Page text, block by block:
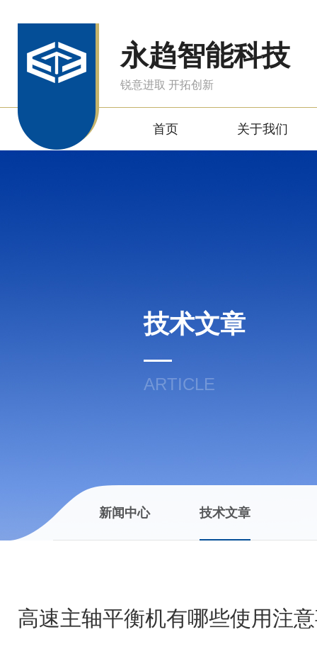
永趋智能科技
锐意进取 开拓创新
首页 关于我们
技术文章
ARTICLE
新闻中心 技术文章
高速主轴平衡机有哪些使用注